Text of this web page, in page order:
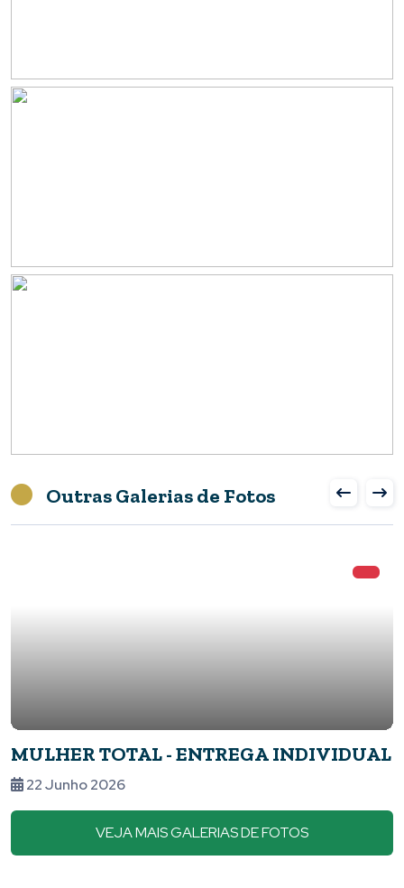
Outras Galerias de Fotos
MULHER TOTAL - ENTREGA INDIVIDUAL
22 Junho 2026
VEJA MAIS GALERIAS DE FOTOS